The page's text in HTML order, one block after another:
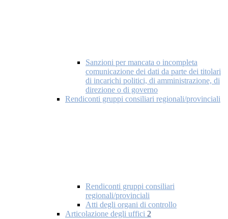
Sanzioni per mancata o incompleta
comunicazione dei dati da parte dei titolari
di incarichi politici, di amministrazione, di
direzione o di governo
Rendiconti gruppi consiliari regionali/provinciali
Rendiconti gruppi consiliari
regionali/provinciali
Atti degli organi di controllo
Articolazione degli uffici 2